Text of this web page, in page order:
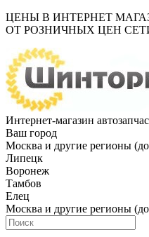
ЦЕНЫ В ИНТЕРНЕТ
ОТ РОЗНИЧНЫХ ЦЕН
Интернет-магазин
Ваш город
Москва и другие регионы
Липецк
Воронеж
Тамбов
Елец
Москва и другие регионы